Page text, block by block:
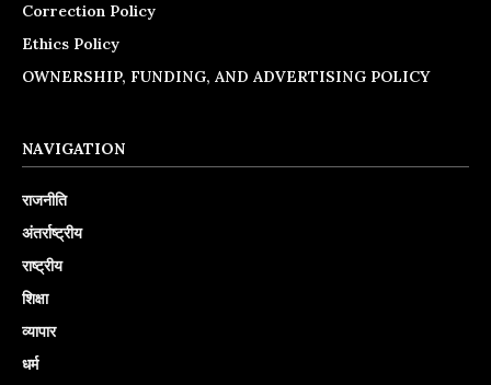
Correction Policy
Ethics Policy
OWNERSHIP, FUNDING, AND ADVERTISING POLICY
NAVIGATION
राजनीति
अंतर्राष्ट्रीय
राष्ट्रीय
शिक्षा
व्यापार
धर्म